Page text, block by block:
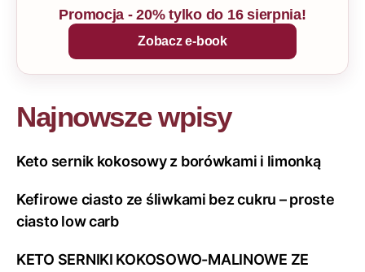
Promocja - 20% tylko do 16 sierpnia!
Zobacz e-book
Najnowsze wpisy
Keto sernik kokosowy z borówkami i limonką
Kefirowe ciasto ze śliwkami bez cukru – proste
ciasto low carb
KETO SERNIKI KOKOSOWO-MALINOWE ZE